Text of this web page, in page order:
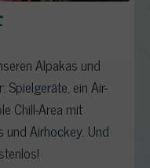
Alpakas und
ein Air-
Chill-Area mit
und Airhockey. Und